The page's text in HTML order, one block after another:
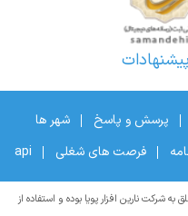
پرسش و پاسخ
شهر ها
فرصت های شغلی api
مادی و معنوی سایت سفر۷۲۴ متعلق به شرکت نارین افزار پویا بوده و استفاده از